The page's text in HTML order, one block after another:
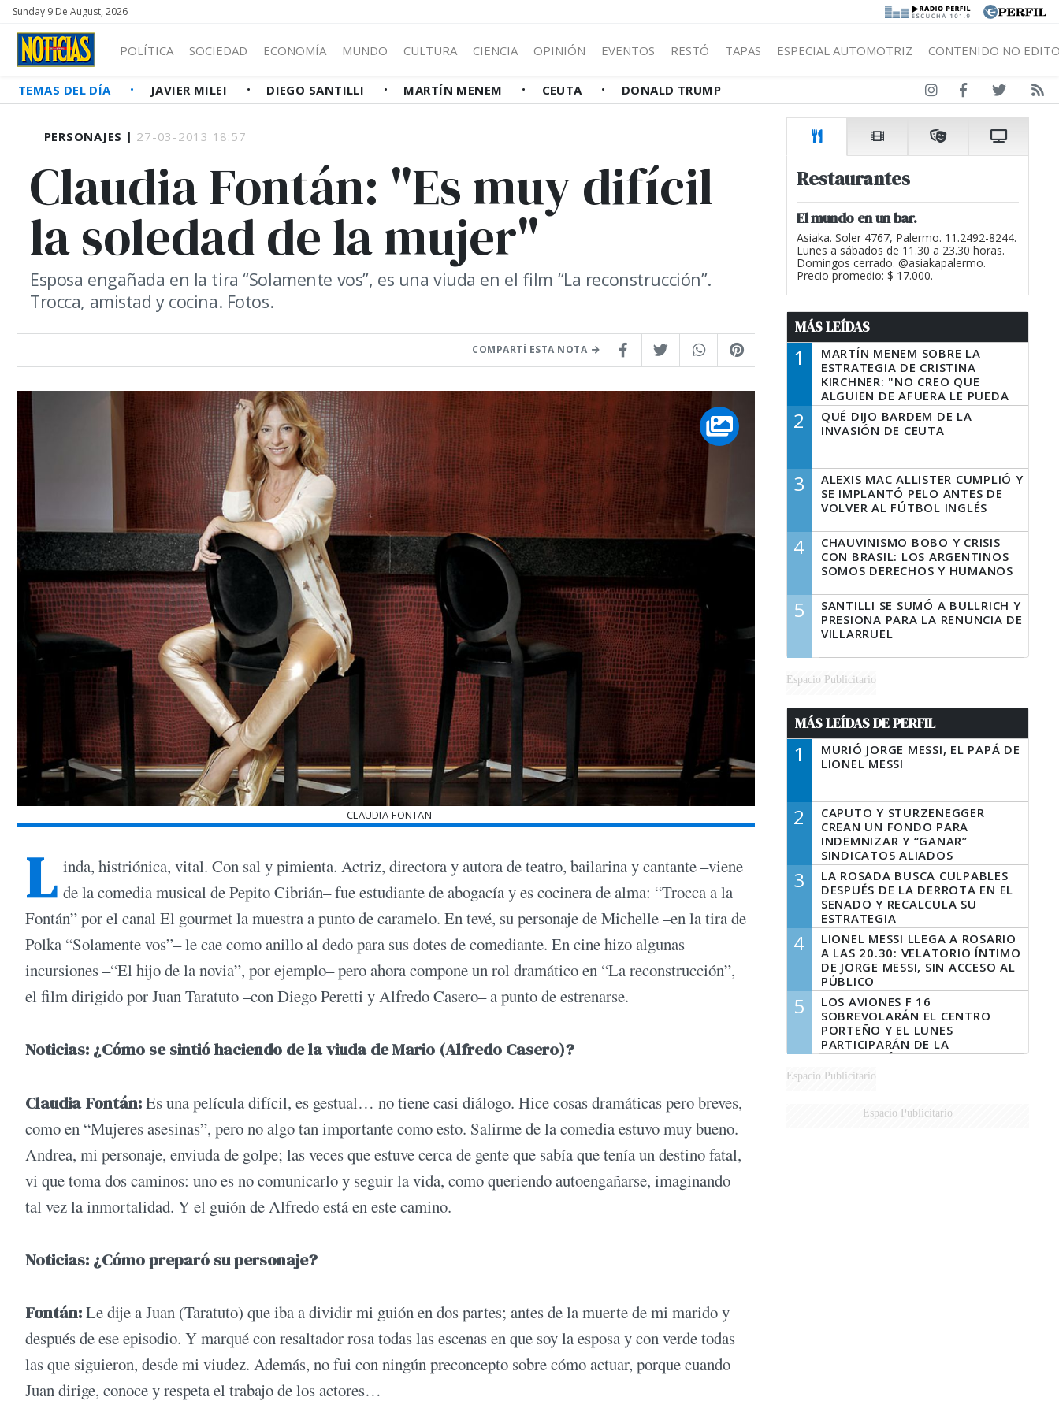
Sunday 9 De August, 2026 |
POLÍTICA SOCIEDAD ECONOMÍA MUNDO CULTURA CIENCIA OPINIÓN EVENTOS RESTÓ TAPAS ESPECIAL AUTOMOTRIZ CONTENIDO NO
TEMAS DEL DÍA JAVIER MILEI DIEGO SANTILLI MARTÍN MENEM CEUTA DONALD TRUMP
PERSONAJES | 27-03-2013 18:57
Claudia Fontán: "Es muy difícil
la soledad de la mujer"
Esposa engañada en la tira “Solamente vos”, es una viuda en el film “La reconstrucción”.
Trocca, amistad y cocina. Fotos.
COMPARTÍ ESTA NOTA
CLAUDIA-FONTAN
L inda, histriónica, vital. Con sal y pimienta. Actriz, directora y autora de teatro, bailarina y cantante –viene
de la comedia musical de Pepito Cibrián– fue estudiante de abogacía y es cocinera de alma: “Trocca a la
Fontán” por el canal El gourmet la muestra a punto de caramelo. En tevé, su personaje de Michelle –en la tira de
Polka “Solamente vos”– le cae como anillo al dedo para sus dotes de comediante. En cine hizo algunas
incursiones –“El hijo de la novia”, por ejemplo– pero ahora compone un rol dramático en “La reconstrucción”,
el film dirigido por Juan Taratuto –con Diego Peretti y Alfredo Casero– a punto de estrenarse.
Noticias: ¿Cómo se sintió haciendo de la viuda de Mario (Alfredo Casero)?
Claudia Fontán:Es una película difícil, es gestual… no tiene casi diálogo. Hice cosas dramáticas pero breves,
como en “Mujeres asesinas”, pero no algo tan importante como esto. Salirme de la comedia estuvo muy bueno.
Andrea, mi personaje, enviuda de golpe; las veces que estuve cerca de gente que sabía que tenía un destino fatal,
vi que toma dos caminos: uno es no comunicarlo y seguir la vida, como queriendo autoengañarse, imaginando
tal vez la inmortalidad. Y el guión de Alfredo está en este camino.
Noticias: ¿Cómo preparó su personaje?
Fontán:Le dije a Juan (Taratuto) que iba a dividir mi guión en dos partes; antes de la muerte de mi marido y
después de ese episodio. Y marqué con resaltador rosa todas las escenas en que soy la esposa y con verde todas
las que siguieron, desde mi viudez. Además, no fui con ningún preconcepto sobre cómo actuar, porque cuando
Juan dirige, conoce y respeta el trabajo de los actores…
Restaurantes
El mundo en un bar.
Asiaka. Soler 4767, Palermo. 11.2492-8244.
Lunes a sábados de 11.30 a 23.30 horas.
Domingos cerrado. @asiakapalermo.
Precio promedio: $ 17.000.
MÁS LEÍDAS
1
MARTÍN MENEM SOBRE LA
ESTRATEGIA DE CRISTINA
KIRCHNER: "NO CREO QUE
ALGUIEN DE AFUERA LE PUEDA
DECIR A LA JUSTICIA LO QUE
TIENE QUE HACER"
2
QUÉ DIJO BARDEM DE LA
INVASIÓN DE CEUTA
3
ALEXIS MAC ALLISTER CUMPLIÓ Y
SE IMPLANTÓ PELO ANTES DE
VOLVER AL FÚTBOL INGLÉS
4
CHAUVINISMO BOBO Y CRISIS
CON BRASIL: LOS ARGENTINOS
SOMOS DERECHOS Y HUMANOS
5
SANTILLI SE SUMÓ A BULLRICH Y
PRESIONA PARA LA RENUNCIA DE
VILLARRUEL
Espacio Publicitario
MÁS LEÍDAS DE PERFIL
1
MURIÓ JORGE MESSI, EL PAPÁ DE
LIONEL MESSI
2
CAPUTO Y STURZENEGGER
CREAN UN FONDO PARA
INDEMNIZAR Y “GANAR”
SINDICATOS ALIADOS
3
LA ROSADA BUSCA CULPABLES
DESPUÉS DE LA DERROTA EN EL
SENADO Y RECALCULA SU
ESTRATEGIA
4
LIONEL MESSI LLEGA A ROSARIO
A LAS 20.30: VELATORIO ÍNTIMO
DE JORGE MESSI, SIN ACCESO AL
PÚBLICO
5
LOS AVIONES F 16
SOBREVOLARÁN EL CENTRO
PORTEÑO Y EL LUNES
PARTICIPARÁN DE LA
CELEBRACIÓN DE LA FUERZA
AÉREA
Espacio Publicitario
Espacio Publicitario